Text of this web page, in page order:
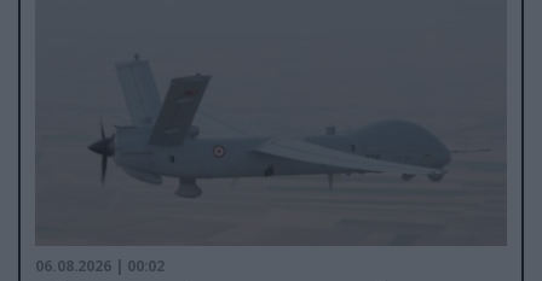
06.08.2026 | 00:02